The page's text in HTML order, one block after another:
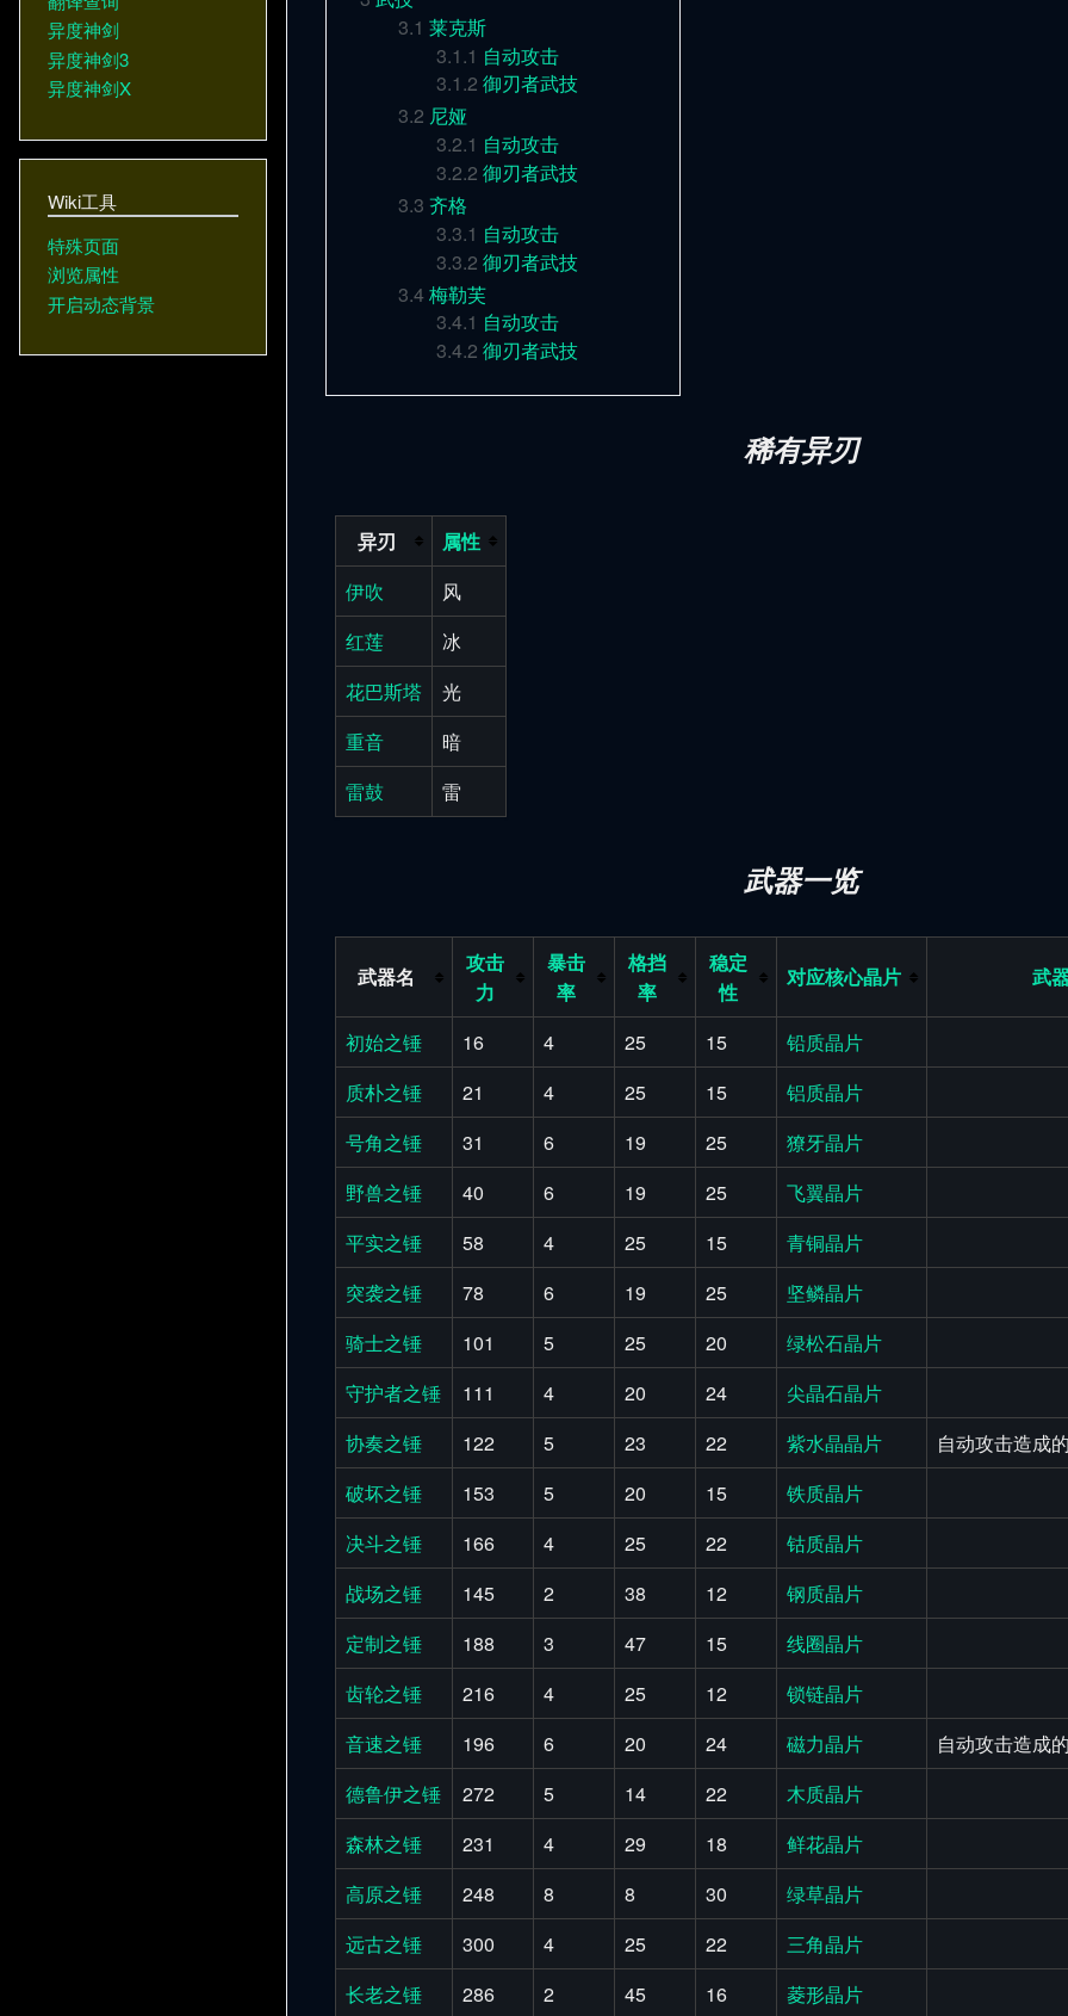
3.1 莱克斯
3.1.1 自动攻击
3.1.2 御刃者武技
3.2 尼娅
3.2.1 自动攻击
3.2.2 御刃者武技
3.3 齐格
3.3.1 自动攻击
3.3.2 御刃者武技
3.4梅勒芙
3.4.1 自动攻击
3.4.2 御刃者武技
稀有异刃
异刃
属性
伊吹
风
红莲
冰
花巴斯塔
光
重音
暗
雷鼓
雷
武器一览
武器名
攻击
力
暴击
率
格挡
率
稳定
性
对应核心晶片 武
初始之锤 16 4 25 15
铅质晶片
质朴之锤
21 4 25 15
铝质晶片
号角之锤
31 6 19 25
獠牙晶片
野兽之锤
40 6 19 25
飞翼晶片
平实之锤
58 4 25 15
青铜晶片
突袭之锤
78 6 19 25
坚鳞晶片
骑士之锤
101 5 25 20
绿松石晶片
守护者之锤
111 4 20 24
尖晶石晶片
协奏之锤
122 5 23 22 紫水晶晶片
自动攻击造成
破坏之锤
153 5 20 15
铁质晶片
决斗之锤
166 4 25 22
钴质晶片
战场之锤
145 2 38 12
钢质晶片
定制之锤
188 3 47 15
线圈晶片
齿轮之锤
216 4 25 12
锁链晶片
音速之锤
196 6 20 24 磁力晶片
自动攻击造成
德鲁伊之锤
272 5 14 22
木质晶片
森林之锤
231 4 29 18
鲜花晶片
高原之锤
248 8 8 30
绿草晶片
远古之锤
300 4 25 22
三角晶片
长老之锤
286 2 45 16
菱形晶片
异度神剑
异度神剑3
异度神剑X
Wiki工具
特殊页面
浏览属性
开启动态背景